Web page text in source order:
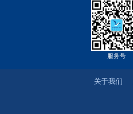
服务号
关于我们